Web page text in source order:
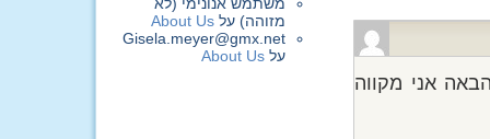
אני מקווה
מזוהה) על About Us
Gisela.meyer@gmx.net
על About Us